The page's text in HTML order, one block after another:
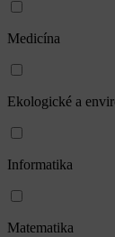
Medicína
Ekologické a
Informatika
Matematika